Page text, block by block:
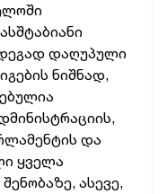
დაღუპული
ნიშნად,
და
ყველა
ასევე,